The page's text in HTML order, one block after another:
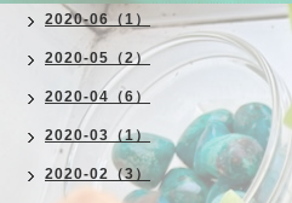
2020-06（1）
2020-05（2）
2020-04（6）
2020-03（1）
2020-02（3）